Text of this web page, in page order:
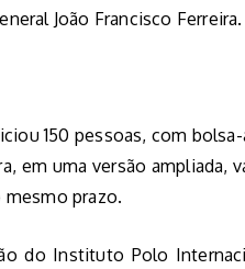
João Francisco Ferreira.
150 pessoas, com
em uma versão ampliada,
prazo.
do Instituto Polo